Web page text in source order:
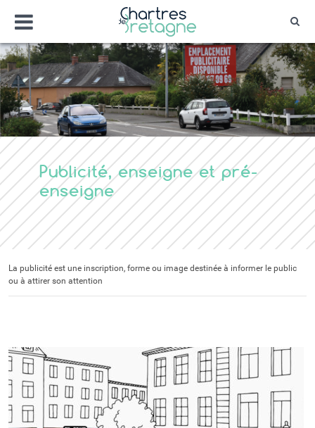
contenu
Menu
Bienvenue sur le site de la ville de
Ville Zéro phyto / 4 fleurs
Publicité, enseigne et pré-
enseigne
La publicité est une inscription, forme ou image destinée à informer le public
ou à attirer son attention